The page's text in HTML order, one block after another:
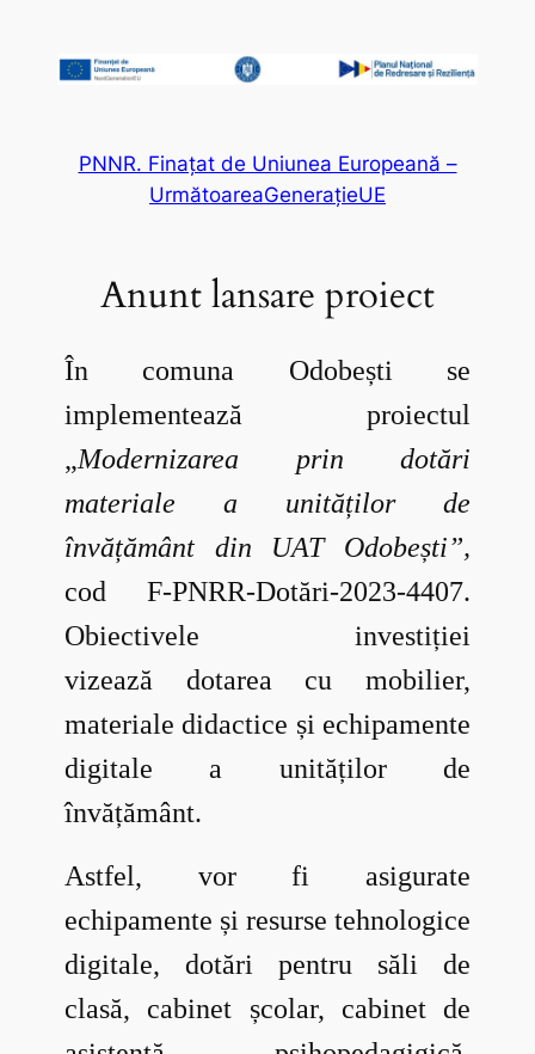
PNNR. Finațat de Uniunea Europeană –
UrmătoareaGenerațieUE
Anunt lansare proiect
În comuna Odobești se
implementează proiectul
„Modernizarea prin dotări
materiale a unităților de
învățământ din UAT Odobești”,
cod F-PNRR-Dotări-2023-4407.
Obiectivele investiției
vizează dotarea cu mobilier,
materiale didactice și echipamente
digitale a unităților de
învățământ.
Astfel, vor fi asigurate
echipamente și resurse tehnologice
digitale, dotări pentru săli de
clasă, cabinet școlar, cabinet de